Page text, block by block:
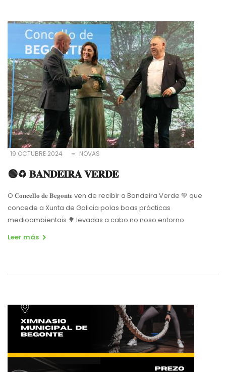
19 OCTUBRE 2024 NOVAS
🟢♻️ 𝐁𝐀𝐍𝐃𝐄𝐈𝐑𝐀 𝐕𝐄𝐑𝐃𝐄
O 𝐂𝐨𝐧𝐜𝐞𝐥𝐥𝐨 𝐝𝐞 𝐁𝐞𝐠𝐨𝐧𝐭𝐞 ven de recibir a Bandeira Verde 💚 que
concede a Xunta de Galicia polas boas prácticas
medioambientais 🌳 levadas a cabo no noso entorno.
Leer más